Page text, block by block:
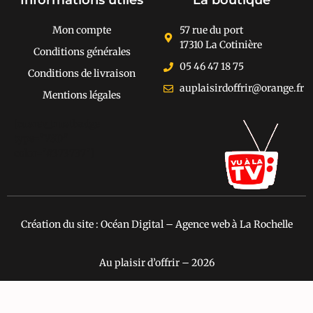
Mon compte
Conditions générales
Conditions de livraison
Mentions légales
57 rue du port
17310 La Cotinière
05 46 47 18 75
auplaisirdoffrir@orange.fr
Création du site : Océan Digital – Agence web à La Rochelle
Au plaisir d’offrir – 2026